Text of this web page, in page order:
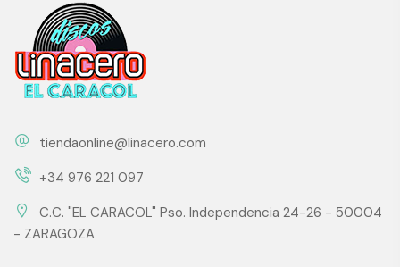
tiendaonline@linacero.com
+34 976 221 097
C.C. "EL CARACOL" Pso. Independencia 24-26 - 50004
- ZARAGOZA